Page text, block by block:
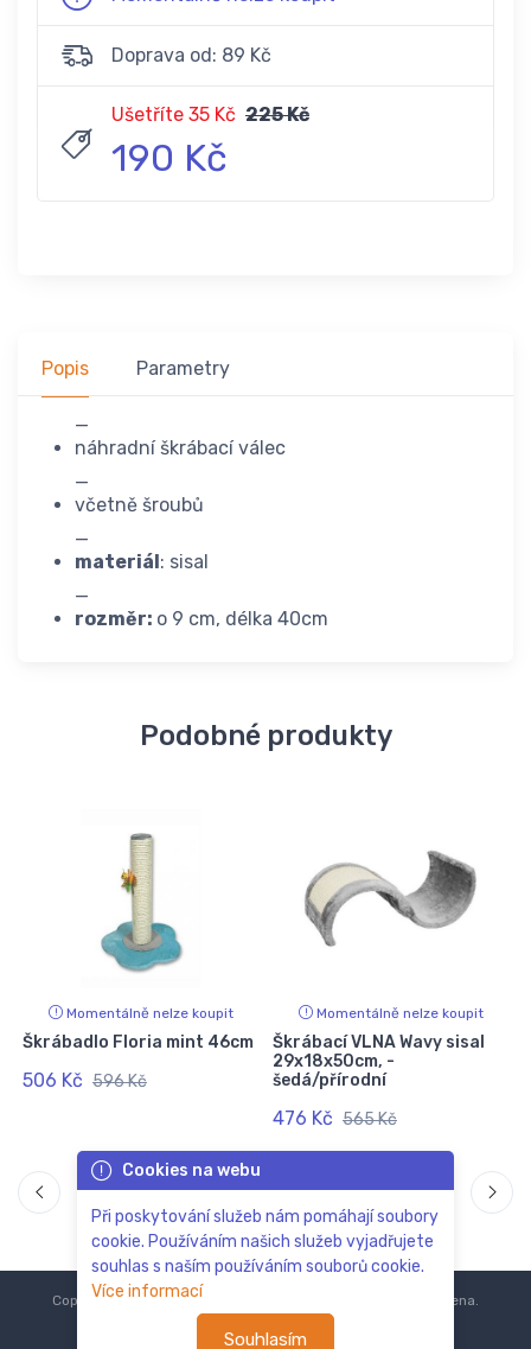
Doprava od: 89 Kč
Ušetříte 35 Kč 225 Kč
190 Kč
Popis Parametry
_
náhradní škrábací válec
_
včetně šroubů
_
materiál: sisal
_
rozměr: o 9 cm, délka 40cm
Podobné produkty
Momentálně nelze koupit
Škrábadlo Floria mint 46cm
506 Kč 596 Kč
Momentálně nelze koupit
Škrábací VLNA Wavy sisal
29x18x50cm, -
šedá/přírodní
476 Kč 565 Kč
Cookies na webu
Při poskytování služeb nám pomáhají soubory
cookie. Používáním našich služeb vyjadřujete
souhlas s naším používáním souborů cookie.
Více informací
Souhlasím
Copyright © 2018-2024 Všechna práva vyhrazena.